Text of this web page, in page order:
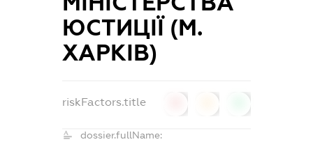
ЮСТИЦІЇ (М.
ХАРКІВ)
riskFactors.title
dossier.fullName: